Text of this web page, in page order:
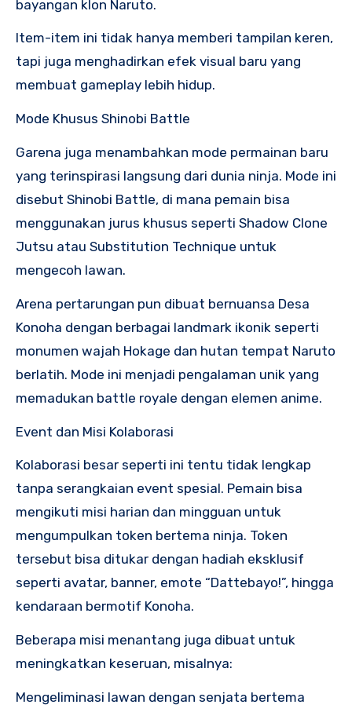
bayangan klon Naruto.
Item-item ini tidak hanya memberi tampilan keren,
tapi juga menghadirkan efek visual baru yang
membuat gameplay lebih hidup.
Mode Khusus Shinobi Battle
Garena juga menambahkan mode permainan baru
yang terinspirasi langsung dari dunia ninja. Mode ini
disebut Shinobi Battle, di mana pemain bisa
menggunakan jurus khusus seperti Shadow Clone
Jutsu atau Substitution Technique untuk
mengecoh lawan.
Arena pertarungan pun dibuat bernuansa Desa
Konoha dengan berbagai landmark ikonik seperti
monumen wajah Hokage dan hutan tempat Naruto
berlatih. Mode ini menjadi pengalaman unik yang
memadukan battle royale dengan elemen anime.
Event dan Misi Kolaborasi
Kolaborasi besar seperti ini tentu tidak lengkap
tanpa serangkaian event spesial. Pemain bisa
mengikuti misi harian dan mingguan untuk
mengumpulkan token bertema ninja. Token
tersebut bisa ditukar dengan hadiah eksklusif
seperti avatar, banner, emote “Dattebayo!”, hingga
kendaraan bermotif Konoha.
Beberapa misi menantang juga dibuat untuk
meningkatkan keseruan, misalnya:
Mengeliminasi lawan dengan senjata bertema